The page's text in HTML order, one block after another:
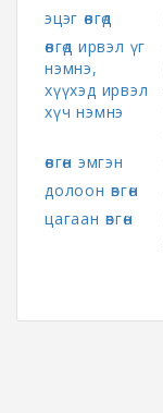
эцэг өвгөд
өвгөд ирвэл үг
нэмнэ,
хүүхэд ирвэл
хүч нэмнэ
өвгөн эмгэн
долоон өвгөн
цагаан өвгөн